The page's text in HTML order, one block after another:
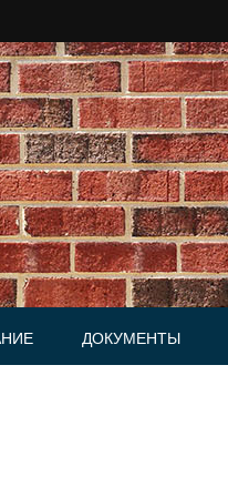
ДОКУМЕНТЫ